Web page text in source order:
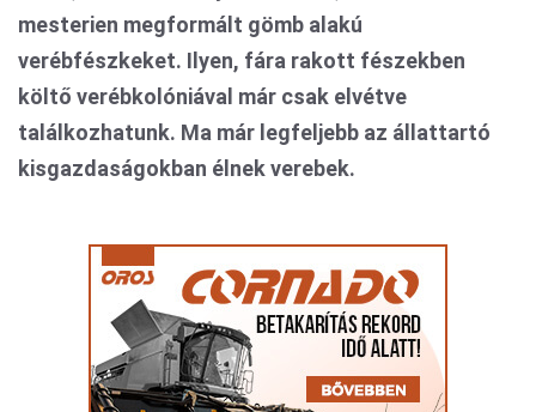
mesterien megformált gömb alakú
verébfészkeket. Ilyen, fára rakott fészekben
költő verébkolóniával már csak elvétve
találkozhatunk. Ma már legfeljebb az állattartó
kisgazdaságokban élnek verebek.